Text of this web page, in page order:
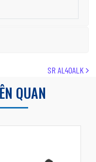
SR AL40ALK
QUAN